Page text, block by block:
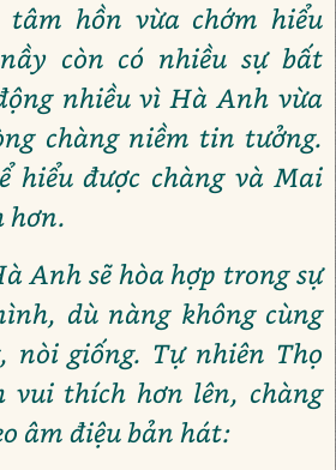
hồn vừa chớm hiểu
còn có nhiều sự bất
nhiều vì Hà Anh vừa
chàng niềm tin tưởng.
hiểu được chàng và Mai
hơn.
Anh sẽ hòa hợp trong sự
dù nàng không cùng
nòi giống. Tự nhiên Thọ
vui thích hơn lên, chàng
âm điệu bản hát: